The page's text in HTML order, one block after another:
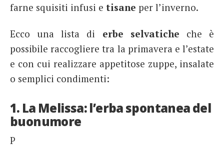
farne squisiti infusi e tisane per l’inverno.
Ecco una lista di erbe selvatiche che è
possibile raccogliere tra la primavera e l’estate
e con cui realizzare appetitose zuppe, insalate
o semplici condimenti:
1. La Melissa: l’erba spontanea del
buonumore
P